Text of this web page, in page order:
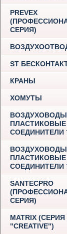
PREVEX
СЕРИЯ)
ST
КРАНЫ
ХОМУТЫ
ВОЗДУХОВОДЫ
ПЛАСТИКОВЫЕ
СОЕДИНИТЕЛИ
ВОЗДУХОВОДЫ
ПЛАСТИКОВЫЕ
СОЕДИНИТЕЛИ
SANTECPRO
СЕРИЯ)
MATRIX (СЕРИЯ
"CREATIVE")